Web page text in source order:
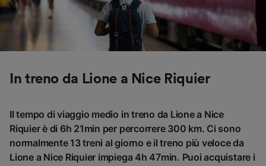
In treno da Lione a Nice Riquier
Il tempo di viaggio medio in treno da Lione a Nice
Riquier è di 6h 21min per percorrere 300 km. Ci sono
normalmente 13 treni al giorno e il treno più veloce da
Lione a Nice Riquier impiega 4h 47min. Puoi acquistare i
Utilizzare dati di geolocalizzazione precisi.
Scansione attiva delle caratteristiche del
dispositivo ai fini dell’identificazione.
Archiviare informazioni su dispositivo e/o
personalizzati, misurazione delle prestazioni
dei contenuti e degli annunci, ricerche sul
Elenco dei partner (fornitori)